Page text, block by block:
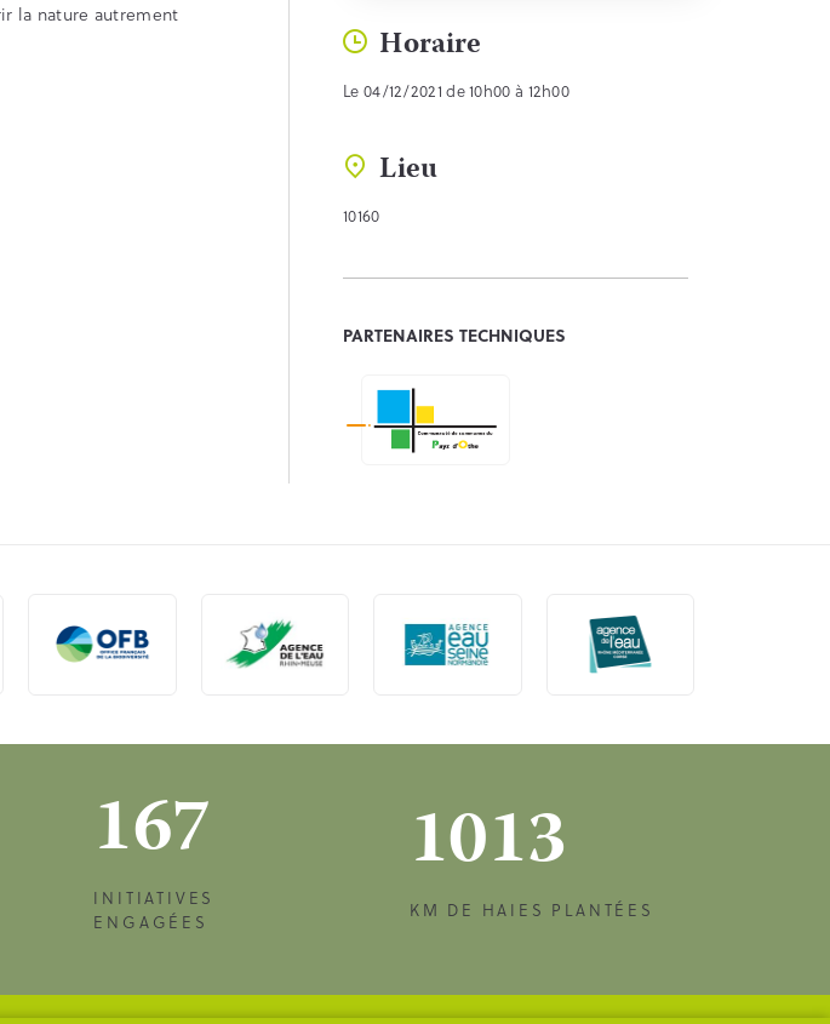
la nature autrement
Horaire
Le 04/12/2021 de 10h00 à 12h00
Lieu
10160
PARTENAIRES TECHNIQUES
167
INITIATIVES
ENGAGÉES
1013
KM DE HAIES PLANTÉES